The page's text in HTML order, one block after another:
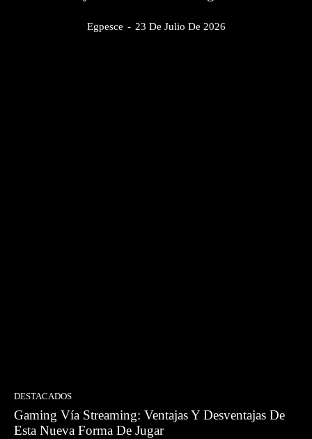
Egpesce - 23 De Julio De 2026
DESTACADOS
Gaming Vía Streaming: Ventajas Y Desventajas De
Esta Nueva Forma De Jugar